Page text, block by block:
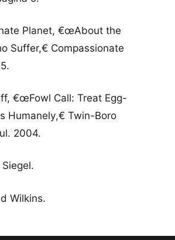
Planet, €œAbout the
Suffer,€ Compassionate
€œFowl Call: Treat Egg-
Humanely,€ Twin-Boro
2004.
Wilkins.